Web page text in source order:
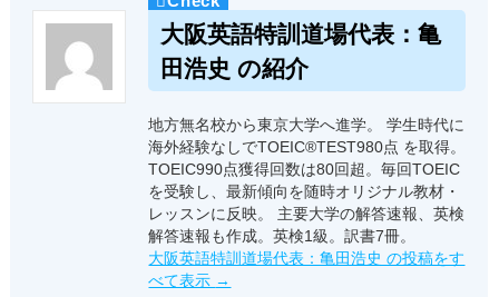
大阪英語特訓道場代表：亀
田浩史 の紹介
地方無名校から東京大学へ進学。 学生時代に
海外経験なしでTOEIC®TEST980点 を取得。
TOEIC990点獲得回数は80回超。毎回TOEIC
を受験し、最新傾向を随時オリジナル教材・
レッスンに反映。 主要大学の解答速報、英検
解答速報も作成。英検1級。訳書7冊。
大阪英語特訓道場代表：亀田浩史 の投稿をす
べて表示 →